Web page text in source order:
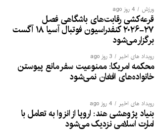
ورزش 4 روز ago
قرعه‌کشی رقابت‌های باشگاهی فصل
۲۷-۲۰۲۶ کنفدراسیون فوتبال آسیا ۱۸ آگست
برگزار می‌شود
رویداد های اخیر 3 روز ago
محکمه امریکا: ممنوعیت سفر مانع پیوستن
خانواده‌های افغان نمی‌شود
رویداد های اخیر 4 روز ago
بنیاد پژوهشی هند: اروپا از انزوا به تعامل با
امارت اسلامی نزدیک می‌شود